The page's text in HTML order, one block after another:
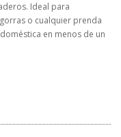
Ideal para
o cualquier prenda
en menos de un